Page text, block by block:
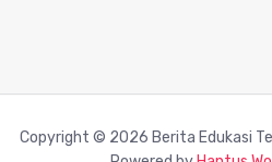
Copyright © 2026 Berita Edukasi